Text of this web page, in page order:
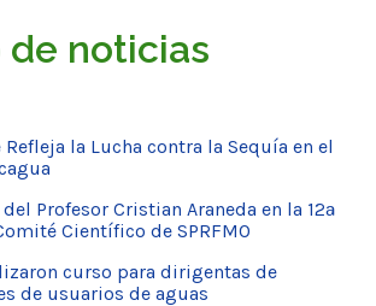
de noticias
la Lucha contra la Sequía en el
Profesor Cristian Araneda en la 12ª
Científico de SPRFMO
curso para dirigentas de
de usuarios de aguas